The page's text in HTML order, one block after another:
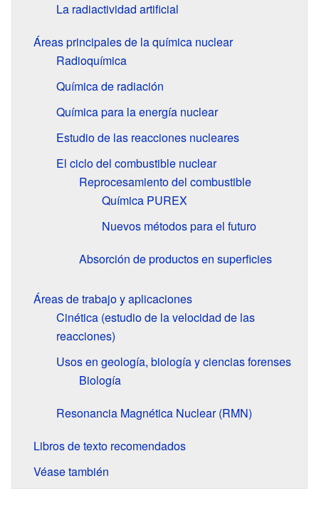
La radiactividad artificial
Áreas principales de la química nuclear
Radioquímica
Química de radiación
Química para la energía nuclear
Estudio de las reacciones nucleares
El ciclo del combustible nuclear
Reprocesamiento del combustible
Química PUREX
Nuevos métodos para el futuro
Absorción de productos en superficies
Áreas de trabajo y aplicaciones
Cinética (estudio de la velocidad de las
reacciones)
Usos en geología, biología y ciencias forenses
Biología
Resonancia Magnética Nuclear (RMN)
Libros de texto recomendados
Véase también